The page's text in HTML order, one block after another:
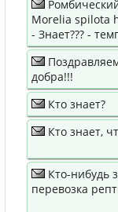
Morelia spilota
- Знает??? -
добра!!!
Кто знает?
Кто знает,
Кто-нибудь
перевозка